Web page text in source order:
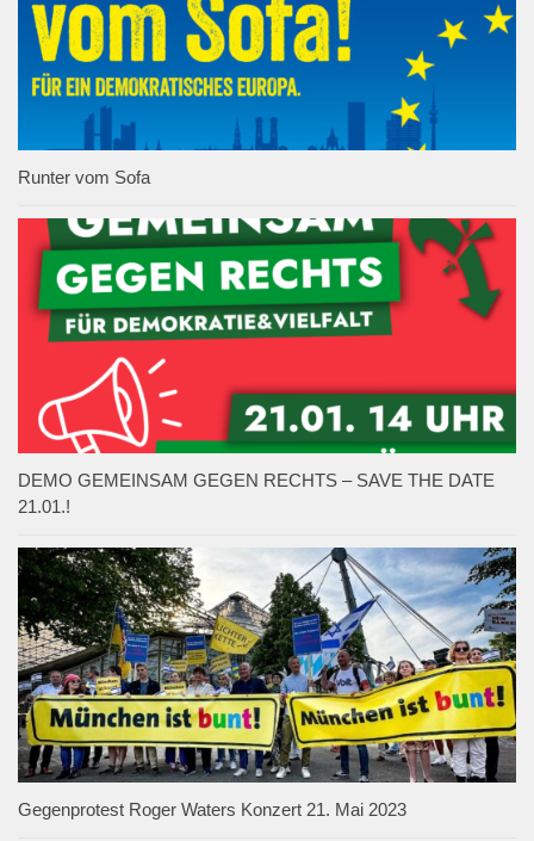
Runter vom Sofa
DEMO GEMEINSAM GEGEN RECHTS – SAVE THE DATE
21.01.!
Gegenprotest Roger Waters Konzert 21. Mai 2023